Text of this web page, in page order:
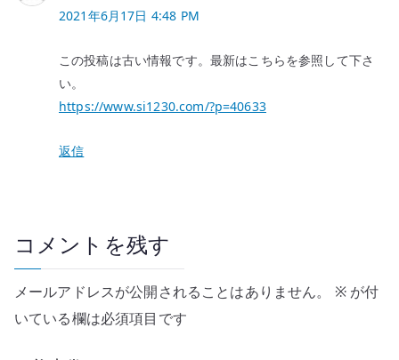
2021年6月17日 4:48 PM
この投稿は古い情報です。最新はこちらを参照して下さ
い。
https://www.si1230.com/?p=40633
返信
コメントを残す
メールアドレスが公開されることはありません。 ※が付
いている欄は必須項目です